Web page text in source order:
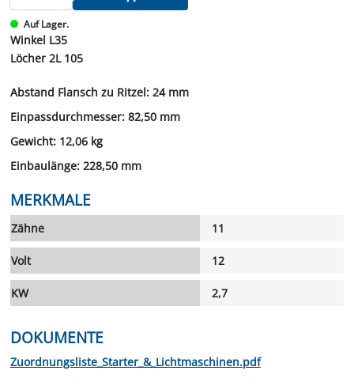
Auf Lager.
Winkel L35
Löcher 2L 105
Abstand Flansch zu Ritzel: 24 mm
Einpassdurchmesser: 82,50 mm
Gewicht: 12,06 kg
Einbaulänge: 228,50 mm
MERKMALE
Zähne 11
Volt 12
KW 2,7
DOKUMENTE
Zuordnungsliste_Starter_&_Lichtmaschinen.pdf